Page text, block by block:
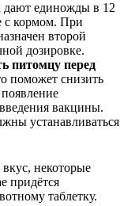
дают единожды в 12
с кормом. При
второй
дозировке.
питомцу перед
поможет снизить
вакцины.
устанавливаться
некоторые
придётся
таблетку.